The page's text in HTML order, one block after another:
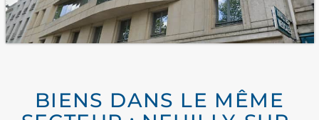
BIENS DANS LE MÊME